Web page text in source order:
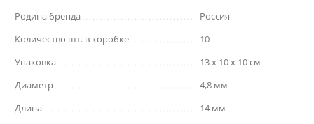
Родина бренда
Россия
Количество шт. в коробке
10
Упаковка
13 x 10 x 10 см
Диаметр
4,8 мм
Длина'
14 мм